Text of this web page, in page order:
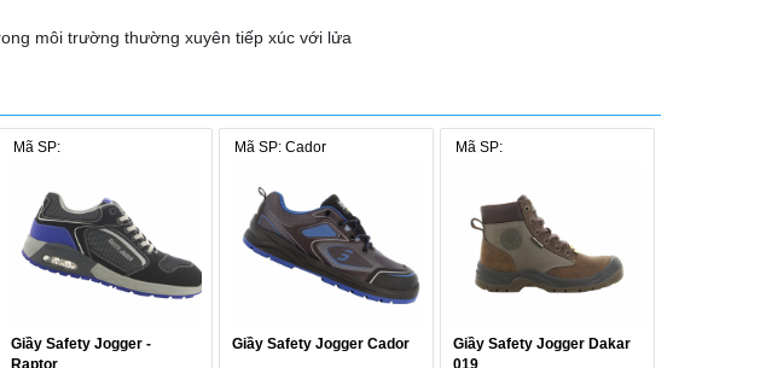
môi trường thường xuyên tiếp xúc với lửa
Mã SP:
Giầy Safety Jogger -
Raptor
Mã SP: Cador
Giầy Safety Jogger Cador
Mã SP:
Giầy Safety Jogger Dakar
019